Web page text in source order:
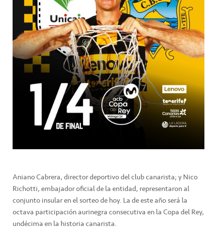
Aniano Cabrera, director deportivo del club canarista; y Nico
Richotti, embajador oficial de la entidad, representaron al
conjunto insular en el sorteo de hoy. La de este año será la
octava participación aurinegra consecutiva en la Copa del Rey,
undécima en la historia canarista.